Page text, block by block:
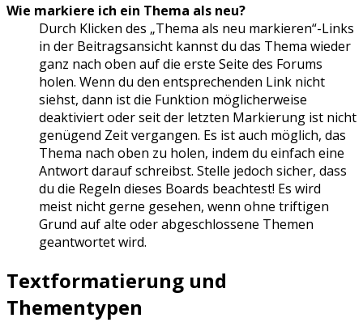
Wie markiere ich ein Thema als neu?
Durch Klicken des „Thema als neu markieren“-Links
in der Beitragsansicht kannst du das Thema wieder
ganz nach oben auf die erste Seite des Forums
holen. Wenn du den entsprechenden Link nicht
siehst, dann ist die Funktion möglicherweise
deaktiviert oder seit der letzten Markierung ist nicht
genügend Zeit vergangen. Es ist auch möglich, das
Thema nach oben zu holen, indem du einfach eine
Antwort darauf schreibst. Stelle jedoch sicher, dass
du die Regeln dieses Boards beachtest! Es wird
meist nicht gerne gesehen, wenn ohne triftigen
Grund auf alte oder abgeschlossene Themen
geantwortet wird.
Textformatierung und
Thementypen